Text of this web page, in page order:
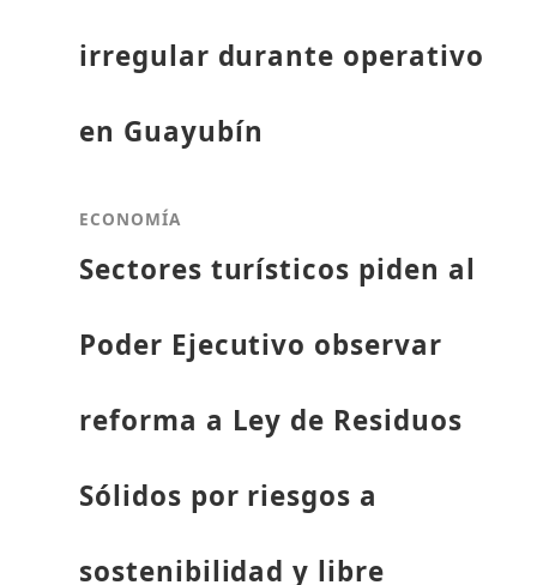
irregular durante operativo
en Guayubín
ECONOMÍA
Sectores turísticos piden al
Poder Ejecutivo observar
reforma a Ley de Residuos
Sólidos por riesgos a
sostenibilidad y libre